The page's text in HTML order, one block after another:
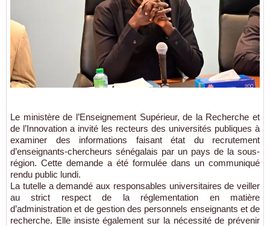
Le ministère de l’Enseignement Supérieur, de la Recherche et
de l’Innovation a invité les recteurs des universités publiques à
examiner des informations faisant état du recrutement
d’enseignants-chercheurs sénégalais par un pays de la sous-
région. Cette demande a été formulée dans un communiqué
rendu public lundi.
La tutelle a demandé aux responsables universitaires de veiller
au strict respect de la réglementation en matière
d’administration et de gestion des personnels enseignants et de
recherche. Elle insiste également sur la nécessité de prévenir